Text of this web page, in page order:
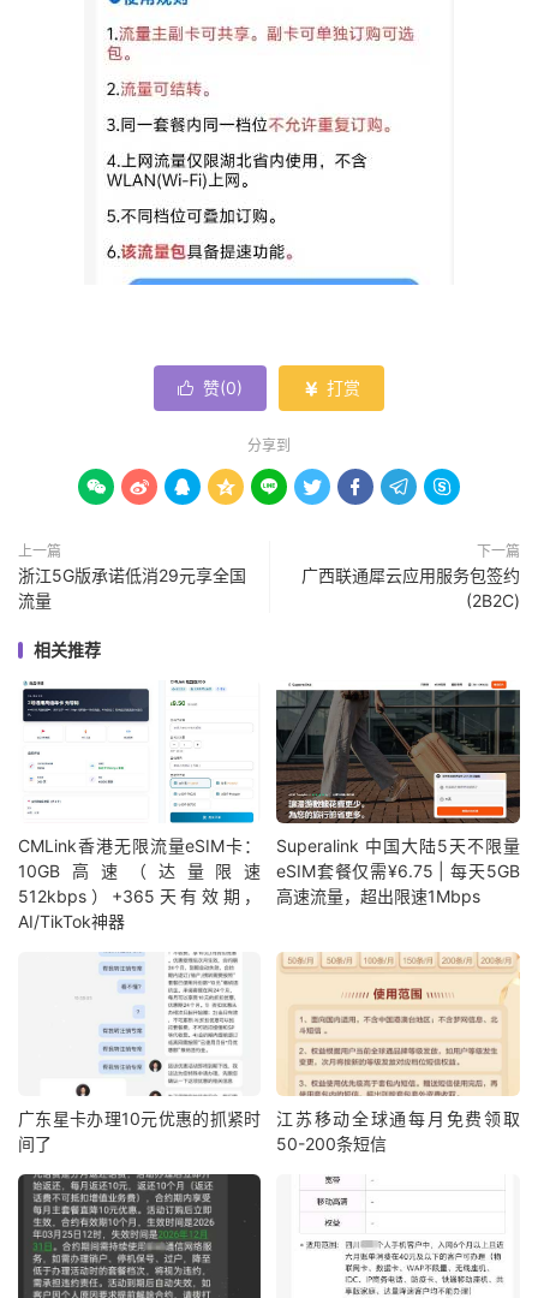
 赞(0)  打赏
分享到
        
上一篇
浙江5G版承诺低消29元享全国
流量
下一篇
广西联通犀云应用服务包签约
(2B2C)
相关推荐
CMLink香港无限流量eSIM卡：
10GB高速（达量限速
512kbps）+365天有效期，
AI/TikTok神器
Superalink 中国大陆5天不限量
eSIM套餐仅需¥6.75 | 每天5GB
高速流量，超出限速1Mbps
广东星卡办理10元优惠的抓紧时
间了
江苏移动全球通每月免费领取
50-200条短信